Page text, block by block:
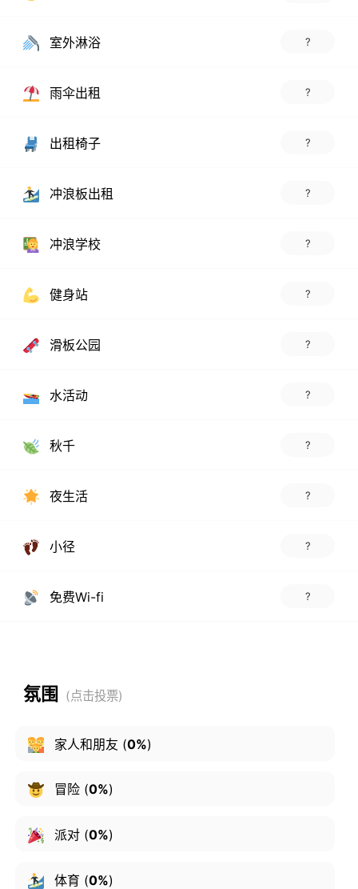
室外淋浴 ?
雨伞出租 ?
出租椅子 ?
冲浪板出租 ?
冲浪学校 ?
健身站 ?
滑板公园 ?
水活动 ?
秋千 ?
夜生活 ?
小径 ?
免费Wi-fi ?
氛围
家人和朋友 (0%)
冒险(0%)
派对(0%)
体育 (0%)